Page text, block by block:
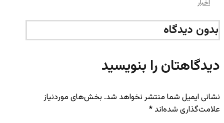
اخبار
بدون دیدگاه
دیدگاهتان را بنویسید
نشانی ایمیل شما منتشر نخواهد شد. بخش‌های موردنیاز
علامت‌گذاری شده‌اند *